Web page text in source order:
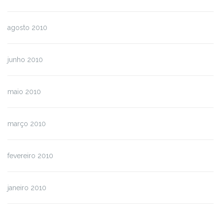
agosto 2010
junho 2010
maio 2010
março 2010
fevereiro 2010
janeiro 2010